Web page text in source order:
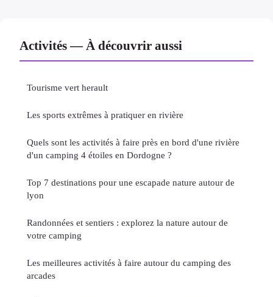
Activités — À découvrir aussi
Tourisme vert herault
Les sports extrêmes à pratiquer en rivière
Quels sont les activités à faire près en bord d'une rivière
d'un camping 4 étoiles en Dordogne ?
Top 7 destinations pour une escapade nature autour de
lyon
Randonnées et sentiers : explorez la nature autour de
votre camping
Les meilleures activités à faire autour du camping des
arcades